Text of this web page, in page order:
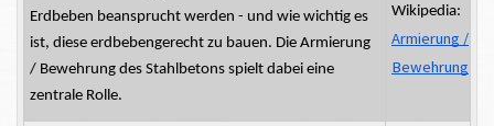
Erdbeben beansprucht werden - und wie wichtig es
ist, diese erdbebengerecht zu bauen. Die Armierung
/ Bewehrung des Stahlbetons spielt dabei eine
zentrale Rolle.
Wikipedia:
Armierung /
Bewehrung